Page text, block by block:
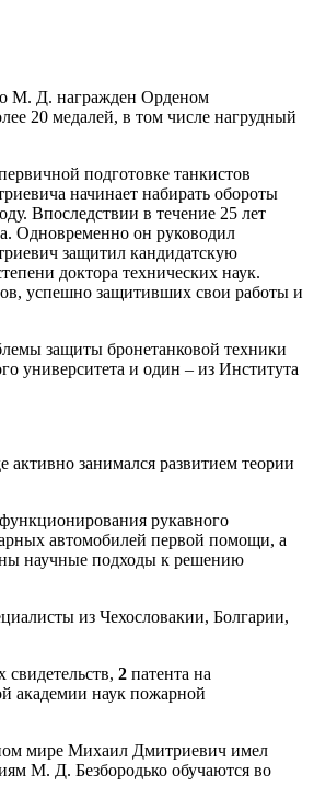
М. Д. награжден Орденом
20 медалей, в том числе нагрудный
подготовке танкистов
начинает набирать обороты
Впоследствии в течение 25 лет
Одновременно он руководил
защитил кандидатскую
доктора технических наук.
успешно защитивших свои работы и
защиты бронетанковой техники
университета и один – из Института
занимался развитием теории
рукавного
автомобилей первой помощи, а
научные подходы к решению
из Чехословакии, Болгарии,
свидетельств, 2 патента на
академии наук пожарной
мире Михаил Дмитриевич имел
М. Д. Безбородько обучаются во